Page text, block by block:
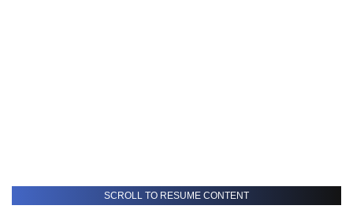
SCROLL TO RESUME CONTENT